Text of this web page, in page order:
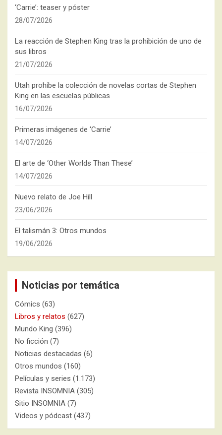
‘Carrie’: teaser y póster
28/07/2026
La reacción de Stephen King tras la prohibición de uno de
sus libros
21/07/2026
Utah prohíbe la colección de novelas cortas de Stephen
King en las escuelas públicas
16/07/2026
Primeras imágenes de ‘Carrie’
14/07/2026
El arte de ‘Other Worlds Than These’
14/07/2026
Nuevo relato de Joe Hill
23/06/2026
El talismán 3: Otros mundos
19/06/2026
Noticias por temática
Cómics (63)
Libros y relatos (627)
Mundo King (396)
No ficción (7)
Noticias destacadas (6)
Otros mundos (160)
Películas y series (1.173)
Revista INSOMNIA (305)
Sitio INSOMNIA (7)
Videos y pódcast (437)